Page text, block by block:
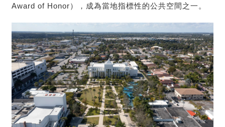
Award of Honor），成為當地指標性的公共空間之一。